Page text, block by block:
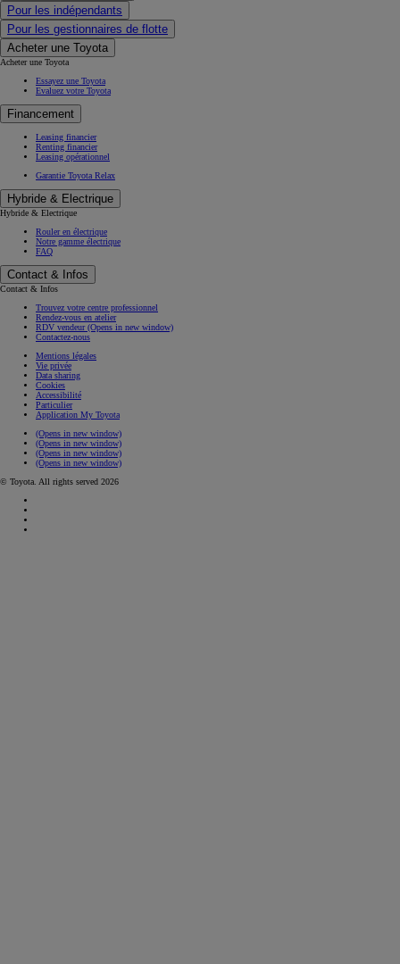
Pour les indépendants
Pour les gestionnaires de flotte
Acheter une Toyota
Acheter une Toyota
Essayez une Toyota
Evaluez votre Toyota
Financement
Leasing financier
Renting financier
Leasing opérationnel
Garantie Toyota Relax
Hybride & Electrique
Hybride & Electrique
Rouler en électrique
Notre gamme électrique
FAQ
Contact & Infos
Contact & Infos
Trouvez votre centre professionnel
Rendez-vous en atelier
RDV vendeur(Opens in new window)
Contactez-nous
Mentions légales
Vie privée
Data sharing
Cookies
Accessibilité
Particulier
Application My Toyota
(Opens in new window)
(Opens in new window)
(Opens in new window)
(Opens in new window)
© Toyota. All rights served 2026